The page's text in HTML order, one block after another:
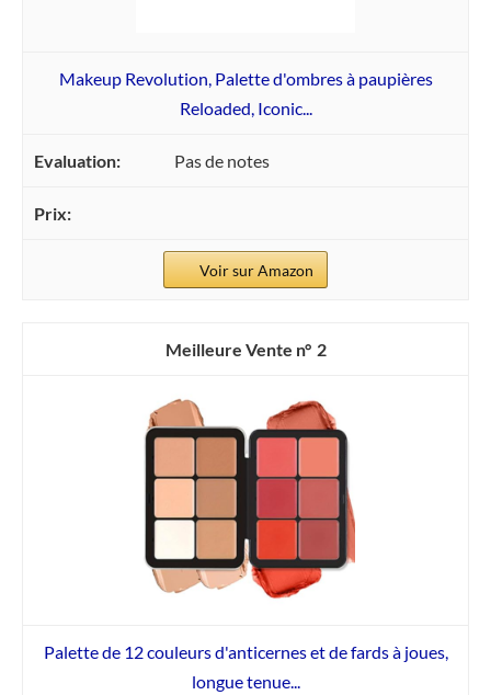
Makeup Revolution, Palette d'ombres à paupières
Reloaded, Iconic...
Pas de notes
Voir sur Amazon
2
Palette de 12 couleurs d'anticernes et de fards à joues,
longue tenue...